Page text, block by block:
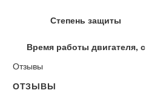
Степень защиты
Время работы двигателя, с
Отзывы
ОТЗЫВЫ